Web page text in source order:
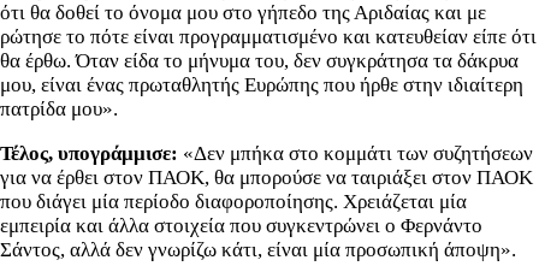
ότι θα δοθεί το όνομα μου στο γήπεδο της Αριδαίας και με
ρώτησε το πότε είναι προγραμματισμένο και κατευθείαν είπε ότι
θα έρθω. Όταν είδα το μήνυμα του, δεν συγκράτησα τα δάκρυα
μου, είναι ένας πρωταθλητής Ευρώπης που ήρθε στην ιδιαίτερη
πατρίδα μου».
Τέλος, υπογράμμισε: «Δεν μπήκα στο κομμάτι των συζητήσεων
για να έρθει στον ΠΑΟΚ, θα μπορούσε να ταιριάξει στον ΠΑΟΚ
που διάγει μία περίοδο διαφοροποίησης. Χρειάζεται μία
εμπειρία και άλλα στοιχεία που συγκεντρώνει ο Φερνάντο
Σάντος, αλλά δεν γνωρίζω κάτι, είναι μία προσωπική άποψη».